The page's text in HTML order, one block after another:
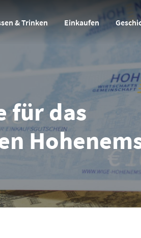
& Trinken Einkaufen
für das